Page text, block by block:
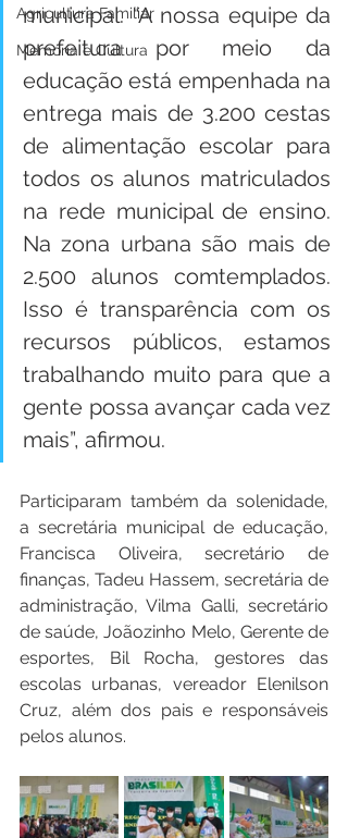
Agricultura Familiar
Memória e Cultura
municipal. “A nossa equipe da
prefeitura por meio da
educação está empenhada na
entrega mais de 3.200 cestas
de alimentação escolar para
todos os alunos matriculados
na rede municipal de ensino.
Na zona urbana são mais de
2.500 alunos comtemplados.
Isso é transparência com os
recursos públicos, estamos
trabalhando muito para que a
gente possa avançar cada vez
mais”, afirmou.
Participaram também da solenidade,
a secretária municipal de educação,
Francisca Oliveira, secretário de
finanças, Tadeu Hassem, secretária de
administração, Vilma Galli, secretário
de saúde, Joãozinho Melo, Gerente de
esportes, Bil Rocha, gestores das
escolas urbanas, vereador Elenilson
Cruz, além dos pais e responsáveis
pelos alunos.